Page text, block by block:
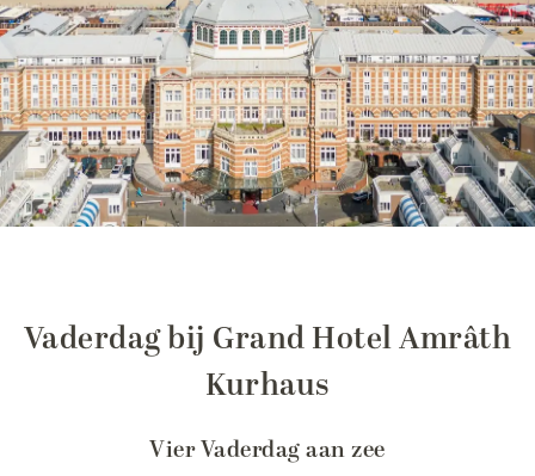
Vaderdag bij Grand Hotel Amrâth
Kurhaus
Vier Vaderdag aan zee